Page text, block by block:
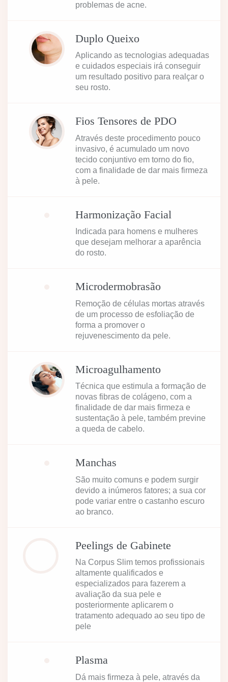
problemas de acne.
Duplo Queixo
Aplicando as tecnologias adequadas
e cuidados especiais irá conseguir
um resultado positivo para realçar o
seu rosto.
Fios Tensores de PDO
Através deste procedimento pouco
invasivo, é acumulado um novo
tecido conjuntivo em torno do fio,
com a finalidade de dar mais firmeza
à pele.
Harmonização Facial
Indicada para homens e mulheres
que desejam melhorar a aparência
do rosto.
Microdermobrasão
Remoção de células mortas através
de um processo de esfoliação de
forma a promover o
rejuvenescimento da pele.
Microagulhamento
Técnica que estimula a formação de
novas fibras de colágeno, com a
finalidade de dar mais firmeza e
sustentação à pele, também previne
a queda de cabelo.
Manchas
São muito comuns e podem surgir
devido a inúmeros fatores; a sua cor
pode variar entre o castanho escuro
ao branco.
Peelings de Gabinete
Na Corpus Slim temos profissionais
altamente qualificados e
especializados para fazerem a
avaliação da sua pele e
posteriormente aplicarem o
tratamento adequado ao seu tipo de
pele
Plasma
Dá mais firmeza à pele, através da